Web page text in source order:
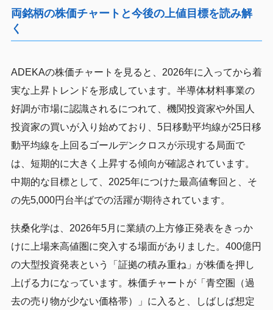
両銘柄の株価チャートと今後の上値目標を読み解
く
ADEKAの株価チャートを見ると、2026年に入ってから着
実な上昇トレンドを形成しています。半導体材料事業の
好調が市場に認識されるにつれて、機関投資家や外国人
投資家の買いが入り始めており、5日移動平均線が25日移
動平均線を上回るゴールデンクロスが示現する局面で
は、短期的に大きく上昇する傾向が確認されています。
中期的な目標として、2025年につけた最高値奪回と、そ
の先5,000円台半ばでの活躍が期待されています。
扶桑化学は、2026年5月に業績の上方修正発表をきっか
けに上場来高値圏に突入する場面がありました。400億円
の大型投資発表という「証拠の積み重ね」が株価を押し
上げる力になっています。株価チャートが「青空圏（過
去の売り物が少ない価格帯）」に入ると、しばしば想定